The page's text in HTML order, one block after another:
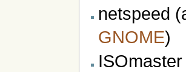
netspeed
GNOME)